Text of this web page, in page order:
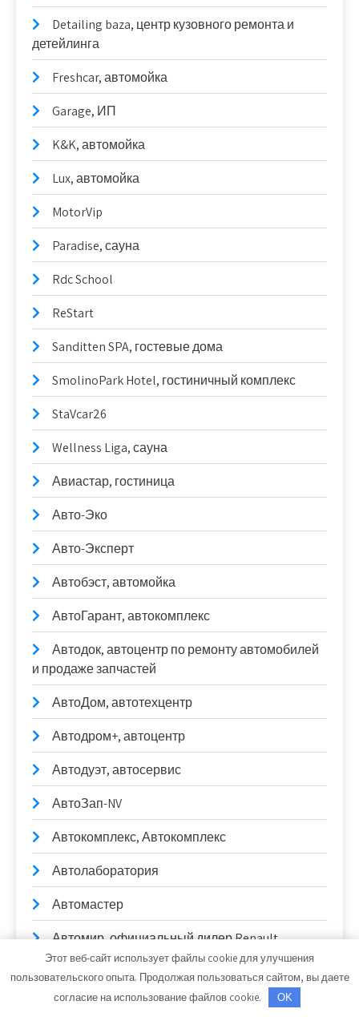
Detailing baza, центр кузовного ремонта и
детейлинга
Freshcar, автомойка
Garage, ИП
K&K, автомойка
Lux, автомойка
MotorVip
Paradise, сауна
Rdc School
ReStart
Sanditten SPA, гостевые дома
SmolinoPark Hotel, гостиничный комплекс
StaVcar26
Wellness Liga, сауна
Авиастар, гостиница
Авто-Эко
Авто-Эксперт
Автобэст, автомойка
АвтоГарант, автокомплекс
Автодок, автоцентр по ремонту автомобилей
и продаже запчастей
АвтоДом, автотехцентр
Автодром+, автоцентр
Автодуэт, автосервис
АвтоЗап-NV
Автокомплекс, Автокомплекс
Автолаборатория
Автомастер
Автомир, официальный дилер Renault
Автомир, официальный сервис Suzuki
Автомоефф, автокомплекс
Этот веб-сайт использует файлы cookie для улучшения
пользовательского опыта. Продолжая пользоваться сайтом, вы даете
согласие на использование файлов cookie.
OK